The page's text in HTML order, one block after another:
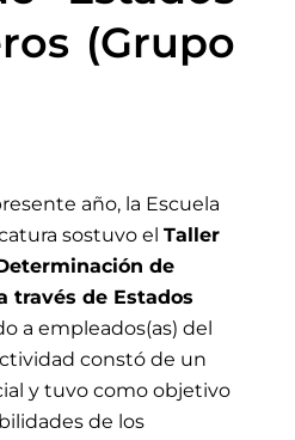
(Grupo
año, la Escuela
sostuvo el Taller
de
través de Estados
a empleados(as) del
constó de un
y tuvo como objetivo
de los